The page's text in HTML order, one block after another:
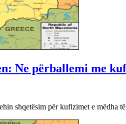
Ne përballemi me
shqetësim për kufizimet e mëdha